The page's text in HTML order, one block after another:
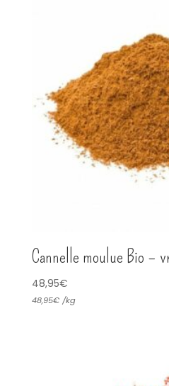
Cannelle moulue Bio –
48,95€
48,95€ /kg